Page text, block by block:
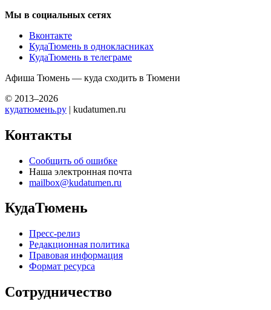
Мы в социальных сетях
Вконтакте
КудаТюмень в однокласниках
КудаТюмень в телеграме
Афиша Тюмень — куда сходить в Тюмени
© 2013–2026
кудатюмень.ру | kudatumen.ru
Контакты
Сообщить об ошибке
Наша электронная почта
mailbox@kudatumen.ru
КудаТюмень
Пресс-релиз
Редакционная политика
Правовая информация
Формат ресурса
Сотрудничество